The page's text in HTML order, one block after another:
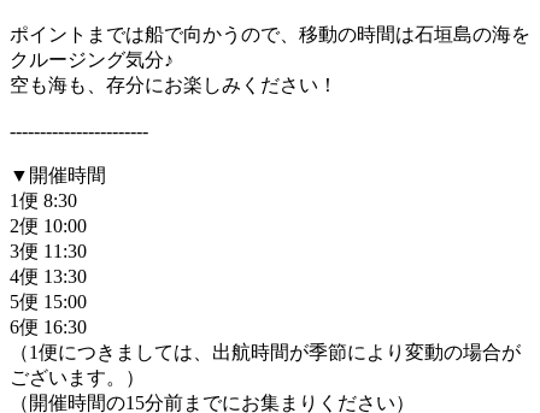
ポイントまでは船で向かうので、移動の時間は石垣島の海を
クルージング気分♪
空も海も、存分にお楽しみください！
-----------------------
▼開催時間
1便 8:30
2便 10:00
3便 11:30
4便 13:30
5便 15:00
6便 16:30
（1便につきましては、出航時間が季節により変動の場合が
ございます。）
（開催時間の15分前までにお集まりください）